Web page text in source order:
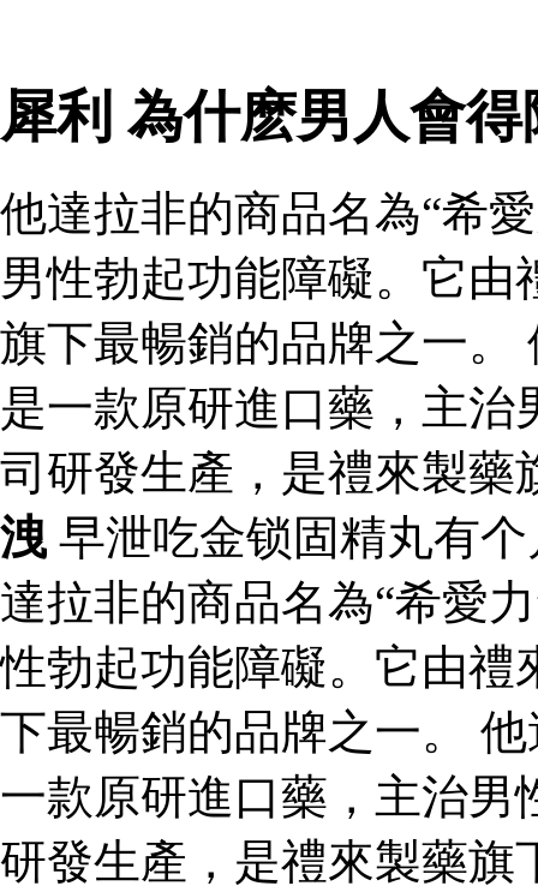
犀利 為什麽男人會
他達拉非的商品名為“希
男性勃起功能障礙。它
旗下最暢銷的品牌之一。
是一款原研進口藥，主
司研發生產，是禮來製藥
洩 早泄吃金锁固精丸有
達拉非的商品名為“希愛
性勃起功能障礙。它由禮
下最暢銷的品牌之一。
一款原研進口藥，主治男
研發生產，是禮來製藥